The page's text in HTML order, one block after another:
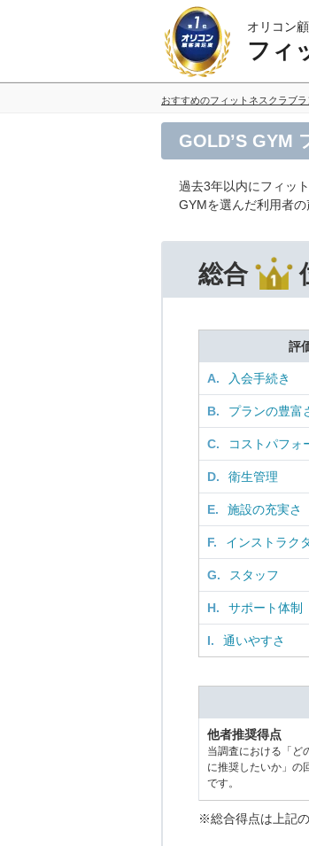
オリコン
フィ
おすすめのフィットネスクラブ
GOLD’S GYM
過去3年以内にフィッ
GYMを選んだ利用者の
総合
評
A. 入会手続き
B. プランの豊富
C. コストパフォ
D. 衛生管理
E. 施設の充実さ
F. インストラク
G. スタッフ
H. サポート体制
I. 通いやすさ
他者推奨得点
当調査における「ど
に推奨したいか」の
です。
※総合得点は上記